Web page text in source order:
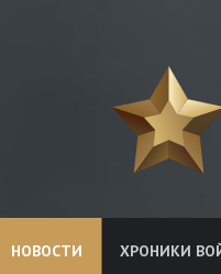
НОВОСТИ ХРОНИКИ